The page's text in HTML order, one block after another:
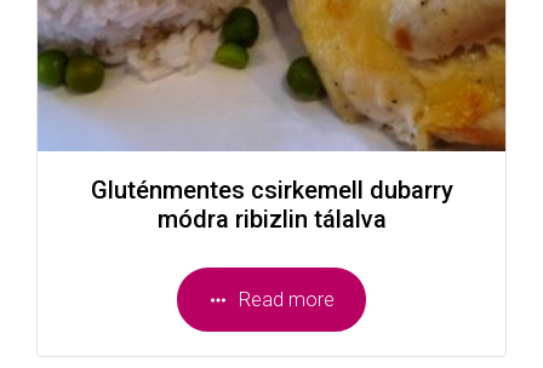
Gluténmentes csirkemell dubarry
módra ribizlin tálalva
Read more